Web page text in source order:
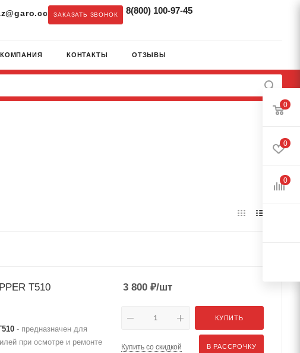
ЗАКАЗАТЬ ЗВОНОК 8(800) 100-97-45
КОМПАНИЯ КОНТАКТЫ ОТЗЫВЫ
T510
- предназначен для
при осмотре и ремонте
3 800 ₽/шт
КУПИТЬ
Купить со скидкой В РАССРОЧКУ
0
0
0